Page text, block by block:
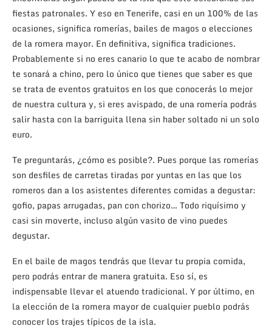
fiestas patronales. Y eso en Tenerife, casi en un 100% de las
ocasiones, significa romerías, bailes de magos o elecciones
de la romera mayor. En definitiva, significa tradiciones.
Probablemente si no eres canario lo que te acabo de nombrar
te sonará a chino, pero lo único que tienes que saber es que
se trata de eventos gratuitos en los que conocerás lo mejor
de nuestra cultura y, si eres avispado, de una romería podrás
salir hasta con la barriguita llena sin haber soltado ni un solo
euro.
Te preguntarás, ¿cómo es posible?. Pues porque las romerías
son desfiles de carretas tiradas por yuntas en las que los
romeros dan a los asistentes diferentes comidas a degustar:
gofio, papas arrugadas, pan con chorizo… Todo riquísimo y
casi sin moverte, incluso algún vasito de vino puedes
degustar.
En el baile de magos tendrás que llevar tu propia comida,
pero podrás entrar de manera gratuita. Eso sí, es
indispensable llevar el atuendo tradicional. Y por último, en
la elección de la romera mayor de cualquier pueblo podrás
conocer los trajes típicos de la isla.